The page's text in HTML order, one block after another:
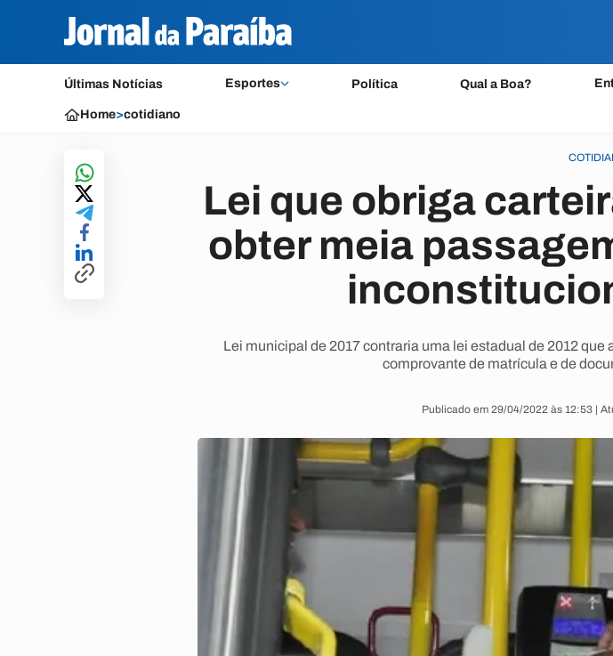
Últimas Notícias Esportes Política Qual a Boa?
Home>cotidiano
Lei que obriga
obter meia
Lei municipal de 2017 contraria uma lei estadual de 2012
comprovante de matrícula e de
Publicado em 29/04/2022 às 12:53 |